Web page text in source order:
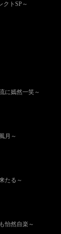
クトSP～
に嫣然一笑～
月～
たる～
怡然自楽～